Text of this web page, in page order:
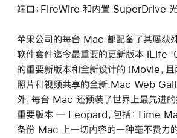
端口；FireWire 和内置 SuperDrive 光
苹果公司的每台 Mac 都配备了其屡获
软件套件迄今最重要的更新版本 iLife
的重要新版本和全新设计的 iMovie，
照片和视频共享的全新.Mac Web
外，每台 Mac 还预装了世界上最先进
重要版本 ― Leopard，包括：Time
备份 Mac 上一切内容的一种毫不费力